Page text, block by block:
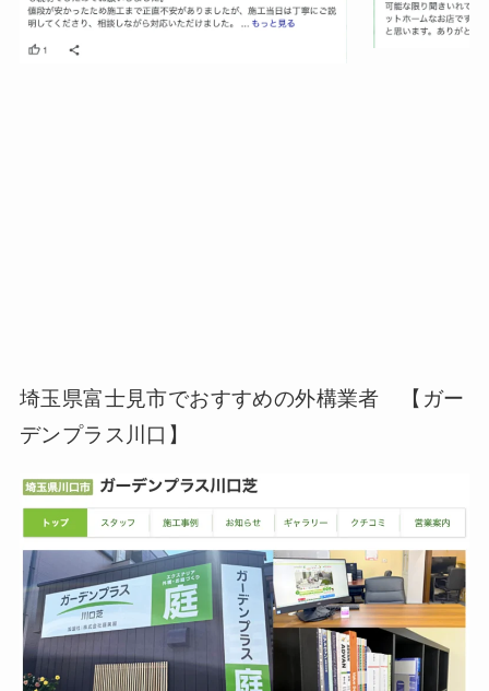
埼玉県富士見市でおすすめの外構業者 【ガー
デンプラス川口】